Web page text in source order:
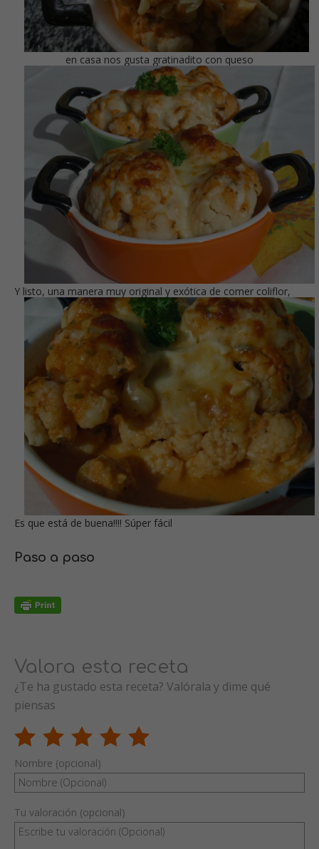
en casa nos gusta gratinadito con queso
Y listo, una manera muy original y exótica de comer coliflor,
Es que está de buena!!!! Súper fácil
Paso a paso
Valora esta receta
¿Te ha gustado esta receta? Valórala y dime qué
piensas
Nombre (opcional)
Tu valoración (opcional)